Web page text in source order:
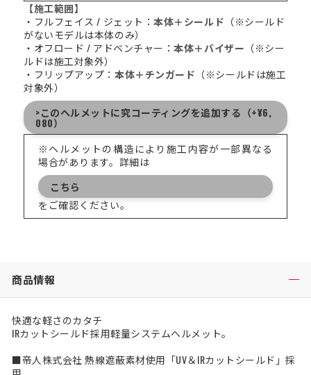
【施工範囲】
・フルフェイス / ジェット：本体＋シールド （※シールド
がないモデルは本体のみ）
・オフロード / アドベンチャー：本体＋バイザー （※シー
ルドは施工対象外）
・フリップアップ： 本体＋チンガード （※シールドは施工
対象外）
>このヘルメットに究コーティングを追加する（+¥6,
080）
※ヘルメットの構造により施工内容が一部異なる
場合があります。詳細は
こちら
をご確認ください。
商品情報
快適な軽さのカタチ
IRカットシールド採用軽量システムヘルメット。
■帝人株式会社 熱線遮蔽素材使用「UV＆IRカットシールド」採